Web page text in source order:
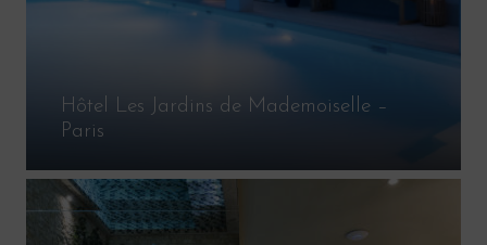
Hôtel Les Jardins de Mademoiselle –
Paris